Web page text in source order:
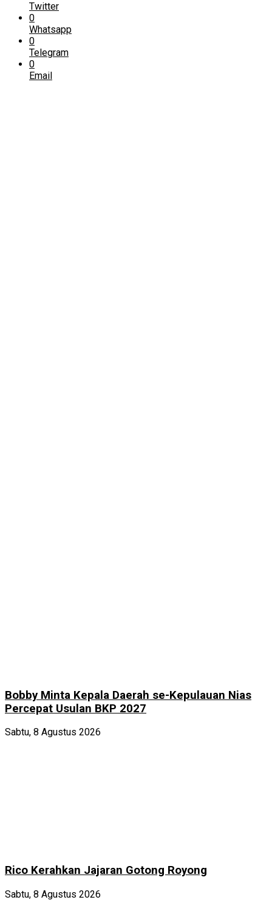
Twitter
0
Whatsapp
0
Telegram
0
Email
Bobby Minta Kepala Daerah se-Kepulauan Nias
Percepat Usulan BKP 2027
Sabtu, 8 Agustus 2026
Rico Kerahkan Jajaran Gotong Royong
Sabtu, 8 Agustus 2026